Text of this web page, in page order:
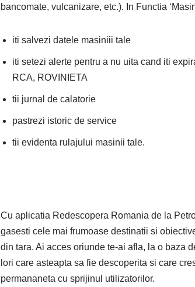
bancomate, vulcanizare, etc.). In Functia
iti salvezi datele masiniii tale
iti setezi alerte pentru a nu uita cand iti
RCA, ROVINIETA
tii jurnal de calatorie
pastrezi istoric de service
tii evidenta rulajului masinii tale.
Cu aplicatia Redescopera Romania de la
gasesti cele mai frumoase destinatii si
din tara. Ai acces oriunde te-ai afla, la o baza
lori care asteapta sa fie descoperita si care
permananeta cu sprijinul utilizatorilor.